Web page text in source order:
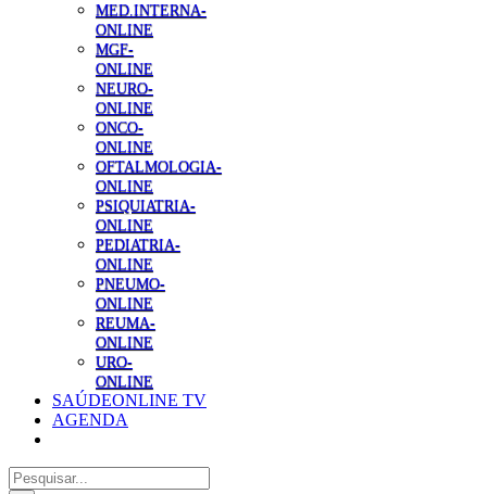
MED.INTERNA-
ONLINE
MGF-
ONLINE
NEURO-
ONLINE
ONCO-
ONLINE
OFTALMOLOGIA-
ONLINE
PSIQUIATRIA-
ONLINE
PEDIATRIA-
ONLINE
PNEUMO-
ONLINE
REUMA-
ONLINE
URO-
ONLINE
SAÚDEONLINE TV
AGENDA
Pesquisar